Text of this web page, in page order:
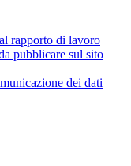
rapporto di lavoro
pubblicare sul sito
dei dati